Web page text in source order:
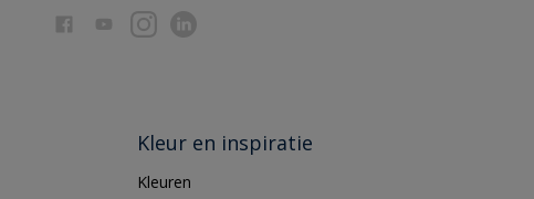
Kleur en inspiratie
Kleuren